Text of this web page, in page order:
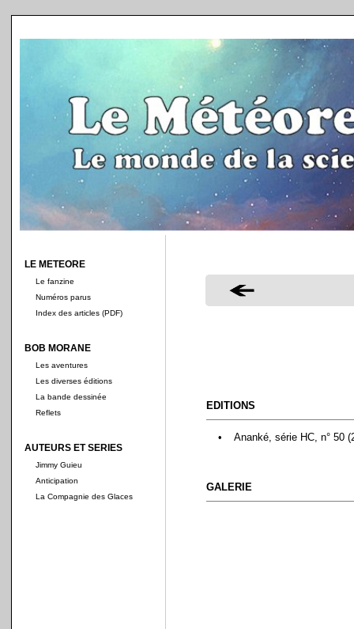
LE METEORE
Le fanzine
Numéros parus
Index des articles (PDF)
BOB MORANE
Les aventures
Les diverses éditions
La bande dessinée
Reflets
AUTEURS ET SERIES
Jimmy Guieu
Anticipation
La Compagnie des Glaces
EDITIONS
• Ananké, série HC, n° 50
GALERIE